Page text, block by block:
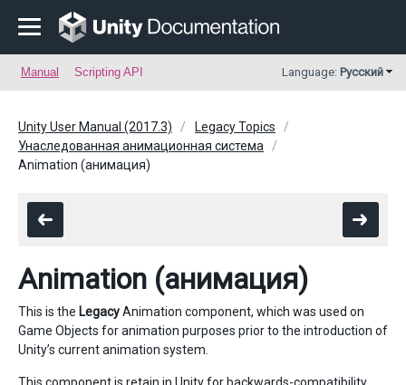
Manual Scripting API Language: Русский
Unity User Manual (2017.3)
Legacy Topics
Унаследованная анимационная система
Animation (анимация)
Animation (анимация)
This is the LegacyAnimation component, which was used on
Game Objects for animation purposes prior to the introduction of
Unity’s current animation system.